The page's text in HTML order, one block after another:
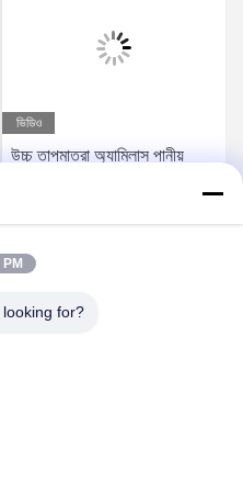
ভিডিও
উচ্চ তাপমাত্রা অ্যামিলাস পানীয়
for?